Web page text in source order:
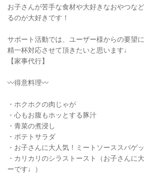
お子さんが苦手な食材や大好きなおやつな
るのが大好きです！
サポート活動では、ユーザー様からの要望
精一杯対応させて頂きたいと思います♩
【家事代行】
〰️得意料理〰️
・ホクホクの肉じゃが
・心もお腹もホッとする豚汁
・青菜の煮浸し
・ポテトサラダ
・お子さんに大人気！ミートソーススパゲ
・カリカリのシラストースト（お子さんに
ーです♩）